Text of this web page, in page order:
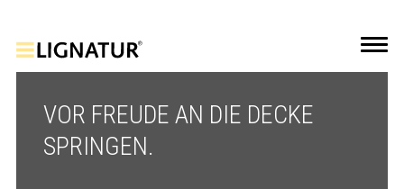
VOR FREUDE AN DIE DECKE
SPRINGEN.